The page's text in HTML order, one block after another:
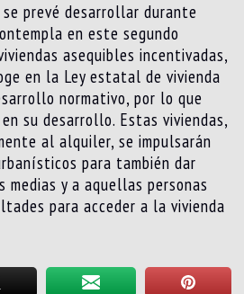
prevé desarrollar durante
en este segundo
asequibles incentivadas,
en la Ley estatal de vivienda
normativo, por lo que
su desarrollo. Estas viviendas,
al alquiler, se impulsarán
para también dar
y a aquellas personas
para acceder a la vivienda